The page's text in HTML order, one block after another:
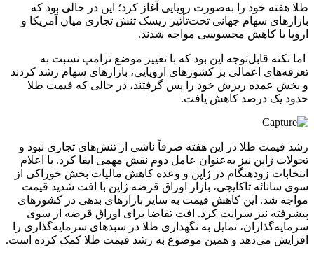
طلا هفته خود را به‌صورت رویایی آغاز کرد؛ این در حالی بود که
بازارهای سهام جهانی تحت‌تأثیر ریسک تنش تجاری میان آمریکا و
اروپا با کاهش محسوسی مواجه شدند.
اما نکته قابل‌توجه این بود که با تغییر موضع ترامپ نسبت به
تعرفه‌های اعمالی بر کشورهای اروپایی، بازارهای سهام رشد کردند
و بخش عمده ریزش خود را پس گرفتند، در حالی که قیمت طلا
حدود یک درصد کاهش یافت.
رشد قیمت طلا در این هفته صرفاً ناشی از تنش‌های تجاری نبود و
تحولات ژاپن نیز به‌عنوان عامل دوم نقش مهمی ایفا کرد. با اعلام
انتخابات زودهنگام در ژاپن و وعده کاهش مالیات بخش خوراکی از
سوی سانائه تاکایچی، بازار اوراق قرضه ژاپن با افت شدید قیمت
مواجه شد. این کاهش قیمت به سایر بازارهای بدهی در کشورهای
پیشرفته نیز سرایت کرد. افت تقاضا برای اوراق قرضه از سوی
سرمایه‌گذاران، تمایل به نگهداری طلا در سبدهای سرمایه‌گذاری را
افزایش می‌دهد و همین موضوع به رشد قیمت طلا کمک کرده است.